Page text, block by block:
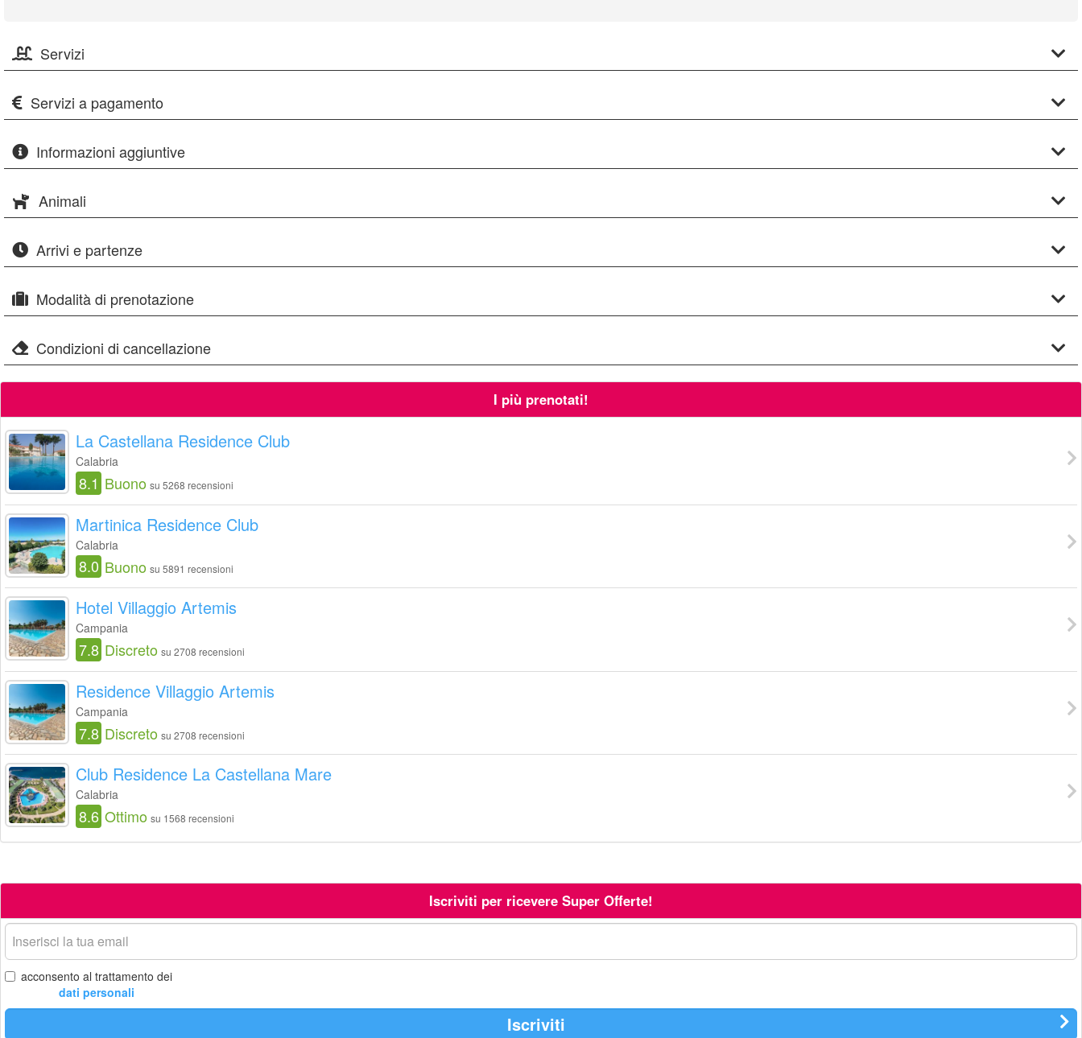
Servizi
Servizi a pagamento
Informazioni aggiuntive
Animali
Arrivi e partenze
Modalità di prenotazione
Condizioni di cancellazione
I più prenotati!
La Castellana Residence Club
Calabria
8.1 Buono su 5268 recensioni
Martinica Residence Club
Calabria
8.0 Buono su 5891 recensioni
Hotel Villaggio Artemis
Campania
7.8 Discreto su 2708 recensioni
Residence Villaggio Artemis
Campania
7.8 Discreto su 2708 recensioni
Club Residence La Castellana Mare
Calabria
8.6 Ottimo su 1568 recensioni
Iscriviti per ricevere Super Offerte!
La
tua
email
acconsento al trattamento dei
dati personali
Iscriviti